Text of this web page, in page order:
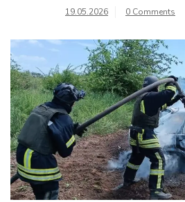
19.05.2026 0 Comments